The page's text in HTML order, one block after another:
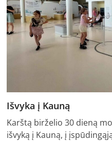
Išvyka į Kauną
Karštą birželio 30 dieną
išvyką į Kauną, į